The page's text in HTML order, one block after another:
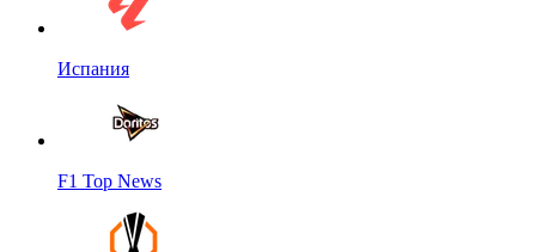
Испания
F1 Top News